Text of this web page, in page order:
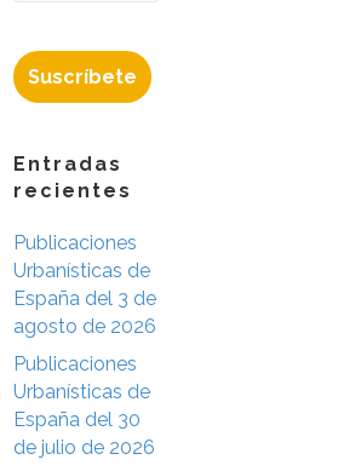
Suscríbete
Entradas
recientes
Publicaciones
Urbanísticas de
España del 3 de
agosto de 2026
Publicaciones
Urbanísticas de
España del 30
de julio de 2026